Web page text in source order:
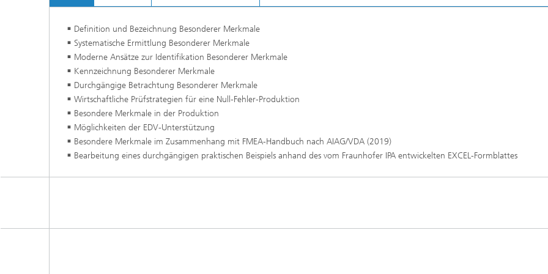
Definition und Bezeichnung Besonderer Merkmale
Systematische Ermittlung Besonderer Merkmale
Moderne Ansätze zur Identifikation Besonderer Merkmale
Kennzeichnung Besonderer Merkmale
Durchgängige Betrachtung Besonderer Merkmale
Wirtschaftliche Prüfstrategien für eine Null-Fehler-Produktion
Besondere Merkmale in der Produktion
Möglichkeiten der EDV-Unterstützung
Besondere Merkmale im Zusammenhang mit FMEA-Handbuch nach AIAG/VDA (2019)
Bearbeitung eines durchgängigen praktischen Beispiels anhand des vom Fraunhofer IPA entwickelten EXCEL-Formblattes